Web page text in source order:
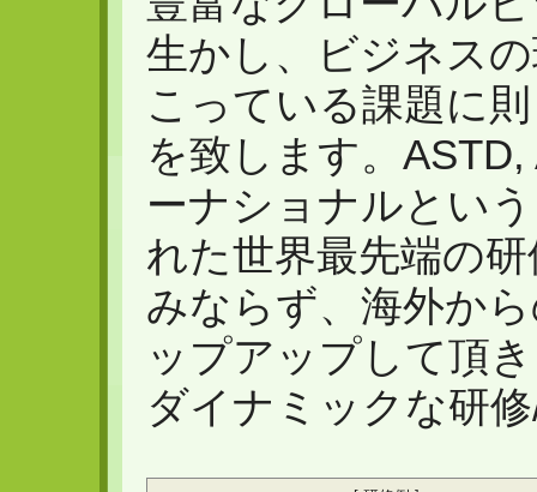
生かし、ビジネス
こっている課題に
を致します。
ーナショナルとい
れた世界最先端の
みならず、海外か
ップアップして頂
ダイナミックな研